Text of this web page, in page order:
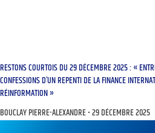
RESTONS COURTOIS DU 29 DÉCEMBRE 2025 : «
CONFESSIONS D’UN REPENTI DE LA FINANCE
RÉINFORMATION »
BOUCLAY PIERRE-ALEXANDRE 29 DÉCEMBRE 2025